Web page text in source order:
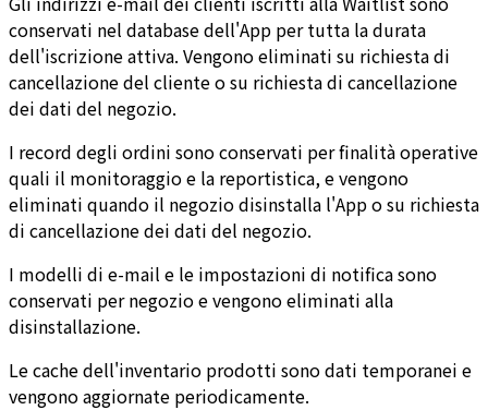
conservati nel database dell'App per tutta la durata
dell'iscrizione attiva. Vengono eliminati su richiesta di
cancellazione del cliente o su richiesta di cancellazione
dei dati del negozio.
I record degli ordini sono conservati per finalità operative
quali il monitoraggio e la reportistica, e vengono
eliminati quando il negozio disinstalla l'App o su richiesta
di cancellazione dei dati del negozio.
I modelli di e-mail e le impostazioni di notifica sono
conservati per negozio e vengono eliminati alla
disinstallazione.
Le cache dell'inventario prodotti sono dati temporanei e
vengono aggiornate periodicamente.